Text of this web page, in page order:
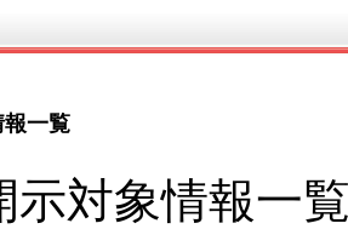
一覧
示対象情報一